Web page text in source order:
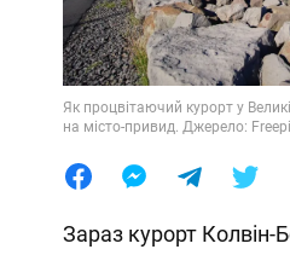
Як процвітаючий курорт у
на місто-привид. Джерело:
Зараз курорт Колвін-